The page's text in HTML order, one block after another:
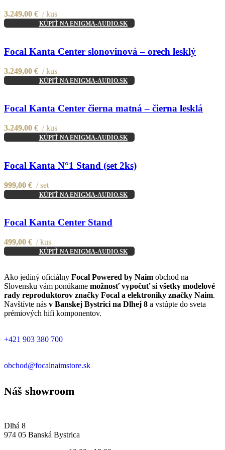
3.249,00 € kus
KÚPIŤ NA ENIGMA-AUDIO.SK
Quick view
Focal Kanta Center slonovinová – orech lesklý
3.249,00 € kus
KÚPIŤ NA ENIGMA-AUDIO.SK
Quick view
Focal Kanta Center čierna matná – čierna lesklá
3.249,00 € kus
KÚPIŤ NA ENIGMA-AUDIO.SK
Quick view
Focal Kanta N°1 Stand (set 2ks)
999,00 € set
KÚPIŤ NA ENIGMA-AUDIO.SK
Quick view
Focal Kanta Center Stand
499,00 € kus
KÚPIŤ NA ENIGMA-AUDIO.SK
Ako jediný oficiálny Focal Powered by Naim obchod na
Slovensku vám ponúkame možnosť vypočuť si všetky modelové
rady reproduktorov značky Focal a elektroniky značky Naim.
Navštívte nás v Banskej Bystrici na Dlhej 8 a vstúpte do sveta
prémiových hifi komponentov.
+421 903 380 700
obchod@focalnaimstore.sk
Náš showroom
Dlhá 8
974 05 Banská Bystrica